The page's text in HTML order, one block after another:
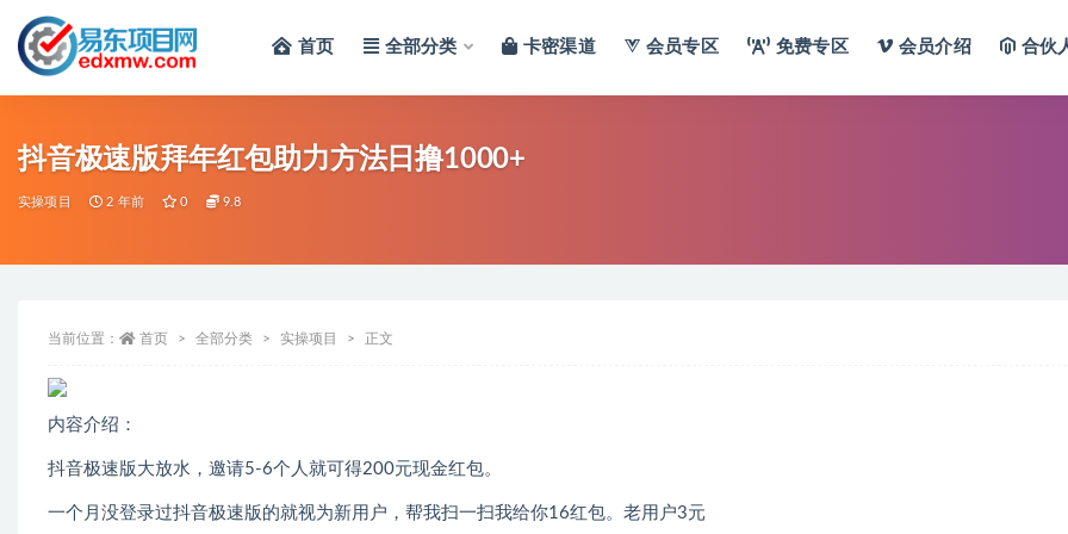
首页 全部分类 卡密渠道 会员专区 免费专区 会员介绍 合伙
抖音极速版拜年红包助力方法日撸1000+
实操项目 2 年前 0 9.8
当前位置： 首页 全部分类 实操项目 正文
内容介绍：
抖音极速版大放水，邀请5-6个人就可得200元现金红包。
一个月没登录过抖音极速版的就视为新用户，帮我扫一扫我给你16红包。老用户3元